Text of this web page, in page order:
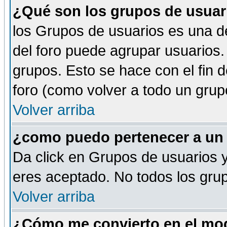
¿Qué son los grupos de
los Grupos de usuarios es una
del foro puede agrupar
grupos. Esto se hace con el fin
foro (como volver a todo un
Volver arriba
¿como puedo pertenecer a
Da click en Grupos de usuarios
eres aceptado. No todos los
Volver arriba